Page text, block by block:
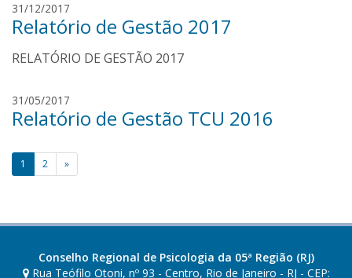
a
r
31/12/2017
a
l
a
s
Relatório de Gestão 2017
RELATÓRIO DE GESTÃO 2017
31/05/2017
a
l
a
e
s
Relatório de Gestão TCU 2016
Paginação
posts
1 2 »
Conselho Regional de Psicologia da 05ª Região (RJ)
Rua Teófilo Otoni, nº 93 - Centro, Rio de Janeiro - RJ - CEP: